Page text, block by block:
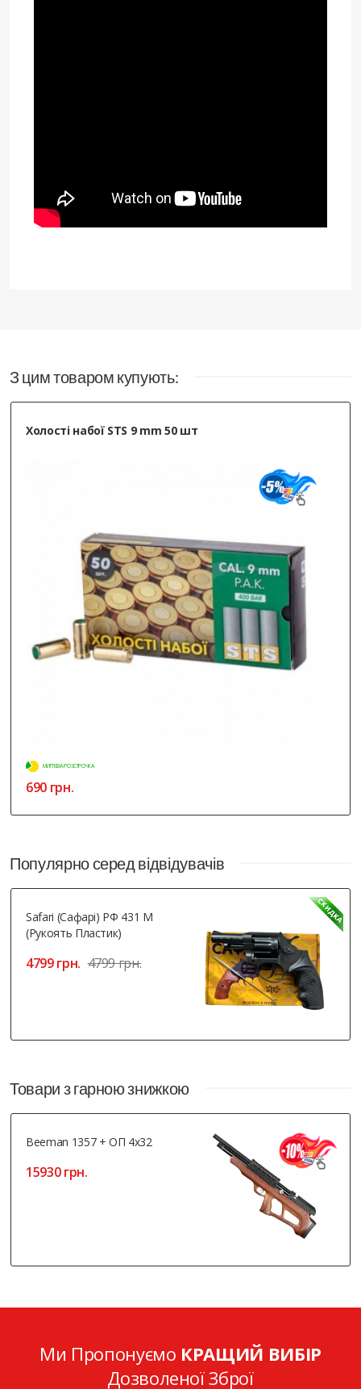
З цим товаром купують:
Холості набої STS 9 mm 50 шт
МИТТЄВА РОЗСТРОЧКА
690 грн.
Популярно серед відвідувачів
Safari (Сафарі) РФ 431 М
(рукоять Пластик)
4799 грн. 4799 грн.
Товари з гарною знижкою
Beeman 1357 + ОП 4x32
15930 грн.
Ми Пропонуємо КРАЩИЙ ВИБІР
Дозволеної Зброї